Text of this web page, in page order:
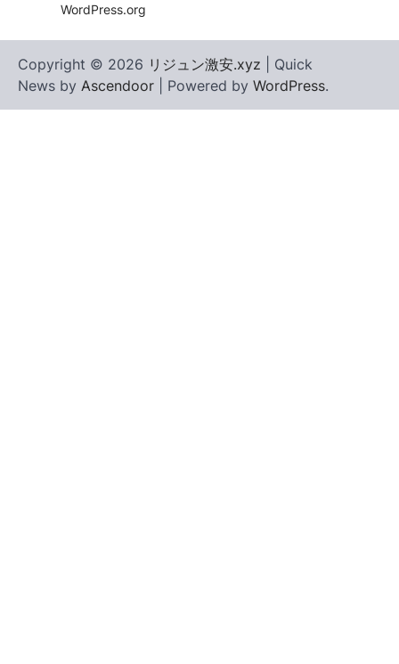
WordPress.org
Copyright © 2026 リジュン激安.xyz | Quick
News by Ascendoor | Powered by WordPress.